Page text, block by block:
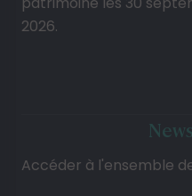
2026.
Accéder à l'ensemble